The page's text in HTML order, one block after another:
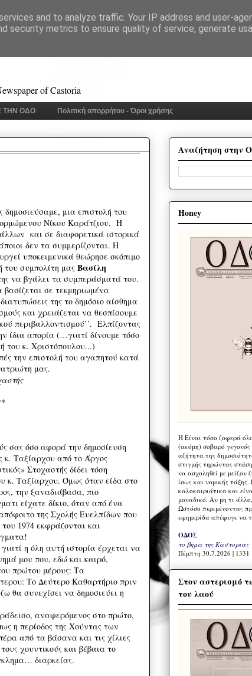
of Castoria
ΤΗΝ ΟΔΟ Πολιτική απορρήτου - Όροι χρήσης
μια επιστολή του
Νίκου Καράτζιου. Η
και σε διαφορετικά ιστορικά
δεν τα συμμερίζονται. Η
υποκειμενικά θεώρησε σκόπιμο
του συμπολίτη μας Βασίλη
να βγάλει τα συμπεράσματά του.
σε τεκμηριωμένα
της το δημόσιο αίσθημα
και χρειάζεται να θεσπίσουμε
περιβαλλοντισμού’’. Ελπίζοντας
ίδια απορία (…γιατί δίνουμε τόσο
του κ. Χριστόπουλου...)
την επιστολή του αγαπητού κατά
μας.
σας όσο αφορά την δημοσίευση
κ. Ταξίαρχου από το Άργος
Στοχαστής δίδει τόση
κ. Ταξίαρχου. Όμως όταν είδα στο
την ξαναδιάβασα, πιο
είχατε δίκιο, όταν από ένα
της Σχολής Ευελπίδων που
1974 εκφράζονται και
η όλη αυτή ιστορία έρχεται να
μου που, εδώ και καιρό,
πρώτου μέρους: Τα
Το Δεύτερο Καθαρτήριο πριν
θα συνεχίσει να δημοσιεύει η
αναφερόμενος στο πρώτο,
η περίοδος της Χούντας των
από τα βάσανα και τις χίλιες
χουντικούς και βέβαια το
διαρκείας.
Αναζήτηση στην
Honey
Η Eίναι τόσο ζοφερά
(ακόμη) σοβαρό
αζήτητα της
στιγμής τηρώντας
να ασχοληθεί με μείζον
ίσως και νομικής
καλοκαιριάτικα και
μοναδικό. Αν μη τι
Ωστόσο περιμένοντας
εφημερίδα απέφυγε να
ΟΔΟΣ
το βήμα της Καστοριάς
Πέμπτη 30.7.2026 | 1331
Στον αστερισμό
του λαού
and to analyze traffic. Your IP address and user-
security metrics to ensure quality of service, generate